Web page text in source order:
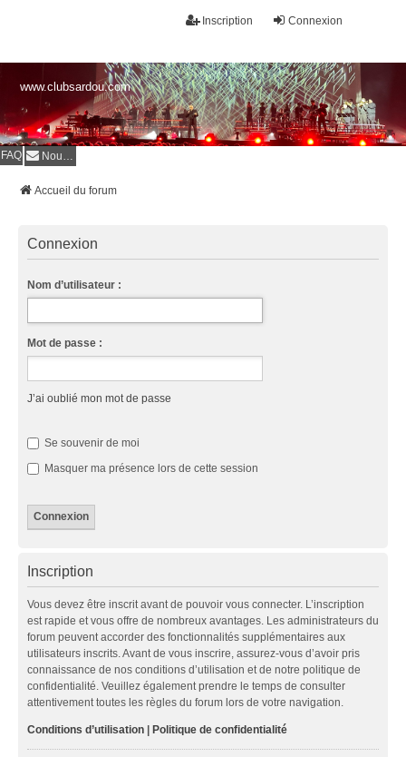
Connexion
Inscription
www.clubsardou.com
FAQ Nous contacter
Accueil du forum
Connexion
Nom d’utilisateur :
Mot de passe :
J’ai oublié mon mot de passe
Se souvenir de moi
Masquer ma présence lors de cette session
Inscription
Vous devez être inscrit avant de pouvoir vous connecter. L’inscription
est rapide et vous offre de nombreux avantages. Les administrateurs du
forum peuvent accorder des fonctionnalités supplémentaires aux
utilisateurs inscrits. Avant de vous inscrire, assurez-vous d’avoir pris
connaissance de nos conditions d’utilisation et de notre politique de
confidentialité. Veuillez également prendre le temps de consulter
attentivement toutes les règles du forum lors de votre navigation.
Conditions d’utilisation | Politique de confidentialité